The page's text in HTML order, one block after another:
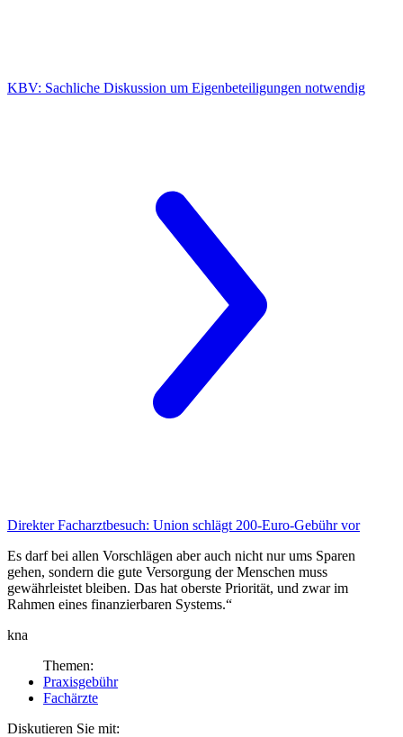
KBV: Sachliche Diskussion um Eigenbeteiligungen notwendig
Direkter Facharztbesuch: Union schlägt 200-Euro-Gebühr vor
Es darf bei allen Vorschlägen aber auch nicht nur ums Sparen
gehen, sondern die gute Versorgung der Menschen muss
gewährleistet bleiben. Das hat oberste Priorität, und zwar im
Rahmen eines finanzierbaren Systems.“
kna
Themen:
Praxisgebühr
Fachärzte
Diskutieren Sie mit: